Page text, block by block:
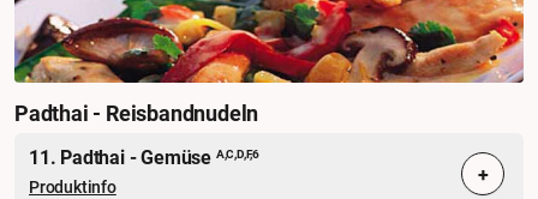
Padthai - Reisbandnudeln
11. Padthai - Gemüse A,C,D,F,6
Produktinfo +